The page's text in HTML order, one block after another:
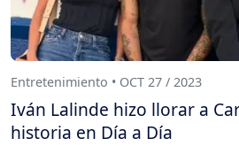
Entretenimiento • OCT 27 / 2023
Iván Lalinde hizo llorar a
historia en Día a Día